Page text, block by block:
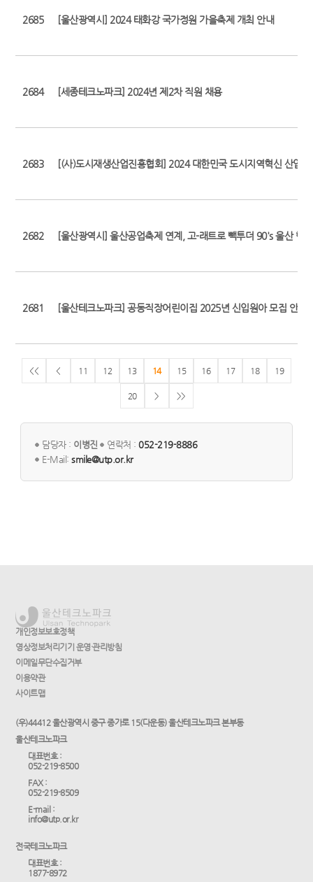
2685 [울산광역시] 2024 태화강 국가정원 가을축제 개최 안내
2684 [세종테크노파크] 2024년 제2차 직원 채용
2683 [(사)도시재생산업진흥협회] 2024 대한민국 도시지역혁신 산업박
2682 [울산광역시] 울산공업축제 연계, 고-래트로 빽투더 90's 울산 행
2681 [울산테크노파크] 공동직장어린이집 2025년 신입원아 모집 안내
<< < 11 12 13 14 15 16 17 18 19
20 > >>
담당자 : 이병진 연락처 :052-219-8886
E-Mail:smile@utp.or.kr
개인정보보호정책
영상정보처리기기 운영·관리방침
이메일무단수집거부
이용약관
사이트맵
(우)44412 울산광역시 중구 종가로 15(다운동) 울산테크노파크 본부동
울산테크노파크
대표번호 :
052-219-8500
FAX :
052-219-8509
E-mail :
info@utp.or.kr
전국테크노파크
대표번호 :
1877-8972